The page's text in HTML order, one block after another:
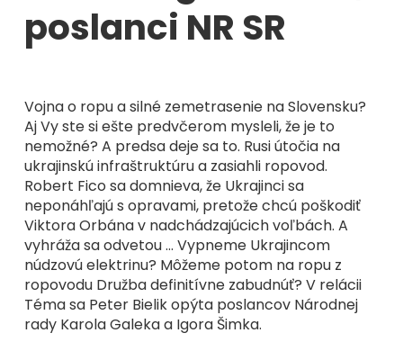
poslanci NR SR
Vojna o ropu a silné zemetrasenie na Slovensku?
Aj Vy ste si ešte predvčerom mysleli, že je to
nemožné? A predsa deje sa to. Rusi útočia na
ukrajinskú infraštruktúru a zasiahli ropovod.
Robert Fico sa domnieva, že Ukrajinci sa
neponáhľajú s opravami, pretože chcú poškodiť
Viktora Orbána v nadchádzajúcich voľbách. A
vyhráža sa odvetou … Vypneme Ukrajincom
núdzovú elektrinu? Môžeme potom na ropu z
ropovodu Družba definitívne zabudnúť? V relácii
Téma sa Peter Bielik opýta poslancov Národnej
rady Karola Galeka a Igora Šimka.